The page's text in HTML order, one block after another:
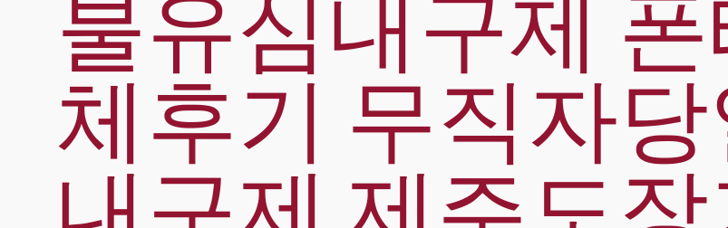
불유심내구제
체후기 무직자